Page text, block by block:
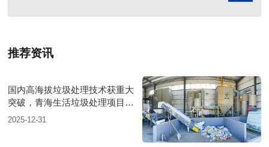
推荐资讯
国内高海拔垃圾处理技术获重大
突破，青海生活垃圾处理项目树
行业新标杆
2025-12-31